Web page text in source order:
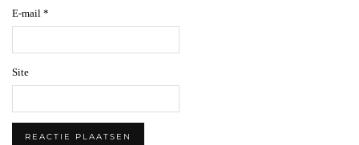
E-mail *
Site